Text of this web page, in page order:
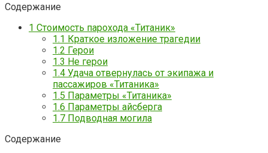
Содержание
1 Стоимость парохода «Титаник»
1.1 Краткое изложение трагедии
1.2 Герои
1.3 Не герои
1.4 Удача отвернулась от экипажа и
пассажиров «Титаника»
1.5 Параметры «Титаника»
1.6 Параметры айсберга
1.7 Подводная могила
Содержание